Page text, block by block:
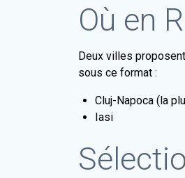
Où en
Deux villes
sous ce format :
Cluj-Napoca (la
Iasi